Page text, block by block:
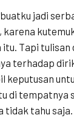
jadi
Tapi tulisan
terhadap
keputusan
di tempatnya
tahu saja.